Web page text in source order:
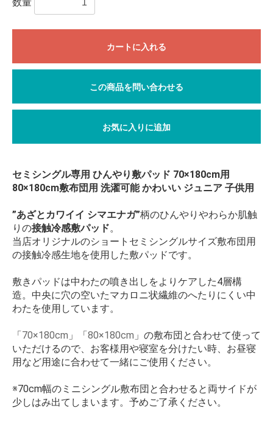
カートに入れる
この商品を問い合わせる
お気に入りに追加
セミシングル専用 ひんやり敷パッド 70×180cm用
80×180cm敷布団用 洗濯可能 かわいい ジュニア 子供用
”あざとカワイイ シマエナガ”柄のひんやりやわらか肌触
りの接触冷感敷パッド。
当店オリジナルのショートセミシングルサイズ敷布団用
の接触冷感生地を使用した敷パッドです。
敷きパッドは中わたの噴き出しをよりケアした4層構
造。中央に穴の空いたマカロニ状繊維のへたりにくい中
わたを使用しています。
「70×180cm 」「80×180cm 」の敷布団と合わせて使って
いただけるので、お客様用や寝室を分けたい時、お昼寝
用など用途に合わせて一緒にご使用ください。
※70cm幅のミニシングル敷布団と合わせると両サイドが
少しはみ出てしまいます。予めご了承ください。